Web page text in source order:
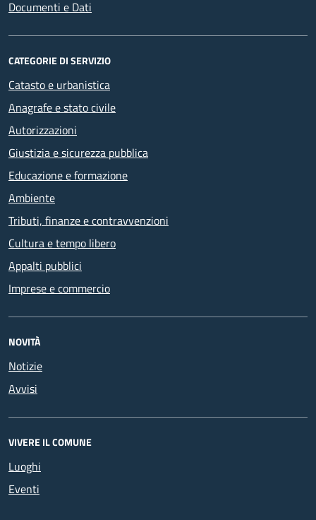
Documenti e Dati
CATEGORIE DI SERVIZIO
Catasto e urbanistica
Anagrafe e stato civile
Autorizzazioni
Giustizia e sicurezza pubblica
Educazione e formazione
Ambiente
Tributi, finanze e contravvenzioni
Cultura e tempo libero
Appalti pubblici
Imprese e commercio
NOVITÀ
Notizie
Avvisi
VIVERE IL COMUNE
Luoghi
Eventi